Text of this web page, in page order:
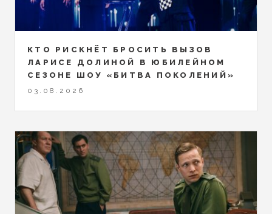
КТО РИСКНЁТ БРОСИТЬ ВЫЗОВ
ЛАРИСЕ ДОЛИНОЙ В ЮБИЛЕЙНОМ
СЕЗОНЕ ШОУ «БИТВА ПОКОЛЕНИЙ»
03.08.2026